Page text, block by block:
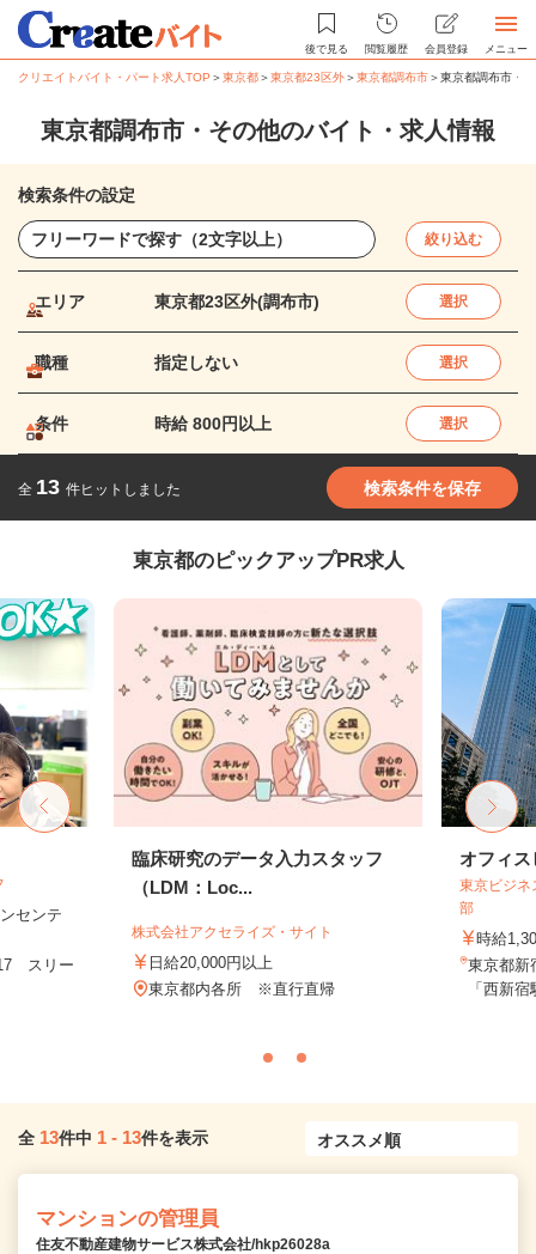
後で見る 閲覧履歴 会員登録 メニュー
クリエイトバイト・パート求人TOP ＞東京都＞東京都23区外＞東京都調布市＞東京都調布市・
東京都調布市・その他のバイト・求人情報
検索条件の設定
絞り込む
エリア 東京都23区外(調布市) 選択
職種 指定しない 選択
条件 時給 800円以上 選択
全 13 件ヒットしました 検索条件を保存
東京都のピックアップPR求人
センテ
スリー
臨床研究のデータ入力スタッフ
（LDM：Loc...
株式会社アクセライズ・サイト
日給20,000円以上
東京都内各所 ※直行直帰
オフィス
東京ビジ
部
時給
東京都新
「西新
全 13件中 1 - 13件を表示
マンションの管理員
住友不動産建物サービス株式会社/hkp26028a